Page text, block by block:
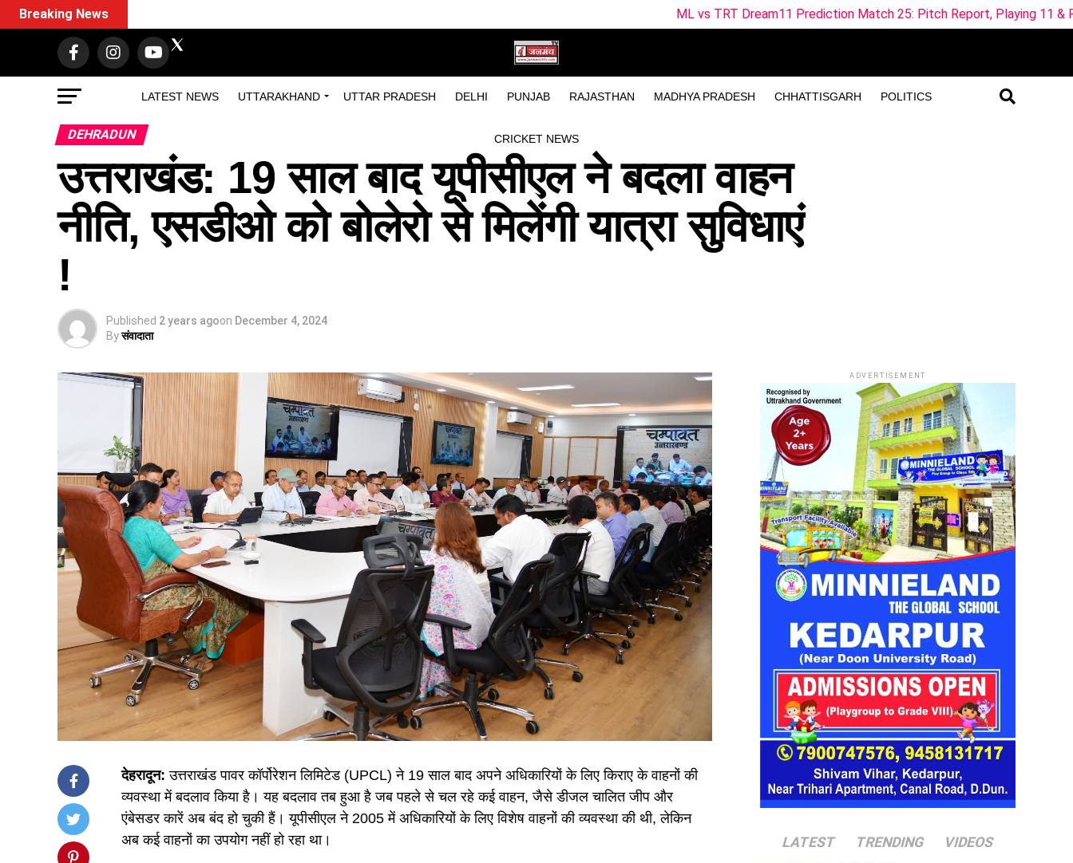
LATEST NEWS UTTARAKHAND UTTAR PRADESH DELHI PUNJAB RAJASTHAN MADHYA PRADESH CHHATTISGARH POLITICS
CRICKET NEWS
Breaking News ML vs TRT Dream11 Prediction Match 25: Pitch Report, Playing 11 & Fantasy Tips
DEHRADUN
उत्तराखंड: 19 साल बाद यूपीसीएल ने बदला वाहन
नीति, एसडीओ को बोलेरो से मिलेंगी यात्रा सुविधाएं
!
Published 2 years agoon December 4, 2024
Byसंवादाता
देहरादून: उत्तराखंड पावर कॉर्पोरेशन लिमिटेड (UPCL) ने 19 साल बाद अपने अधिकारियों के लिए किराए के वाहनों की
व्यवस्था में बदलाव किया है। यह बदलाव तब हुआ है जब पहले से चल रहे कई वाहन, जैसे डीजल चालित जीप और
एंबेसडर कारें अब बंद हो चुकी हैं। यूपीसीएल ने 2005 में अधिकारियों के लिए विशेष वाहनों की व्यवस्था की थी, लेकिन
अब कई वाहनों का उपयोग नहीं हो रहा था।
ADVERTISEMENT
LATEST TRENDING VIDEOS